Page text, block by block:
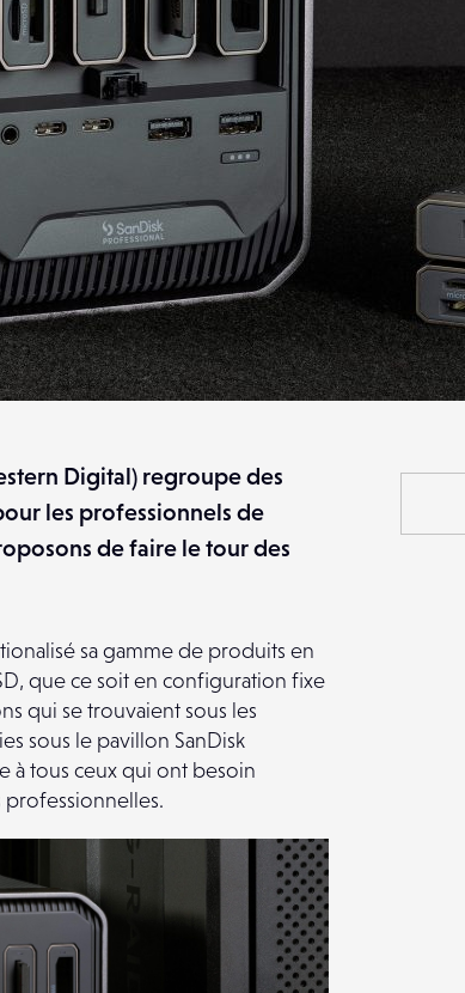
Digital) regroupe des
les professionnels de
de faire le tour des
sa gamme de produits en
que ce soit en configuration fixe
qui se trouvaient sous les
sous le pavillon SanDisk
à tous ceux qui ont besoin
professionnelles.